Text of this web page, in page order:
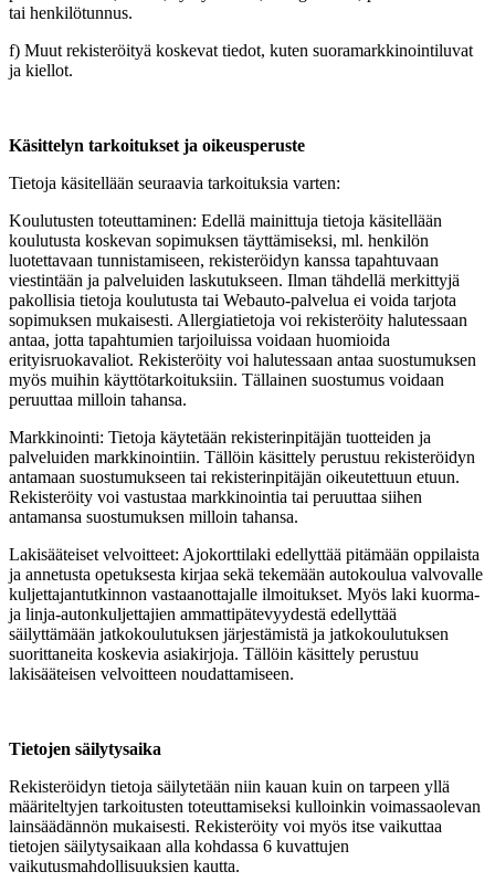
tai henkilötunnus.
f) Muut rekisteröityä koskevat tiedot, kuten suoramarkkinointiluvat
ja kiellot.
Käsittelyn tarkoitukset ja oikeusperuste
Tietoja käsitellään seuraavia tarkoituksia varten:
Koulutusten toteuttaminen: Edellä mainittuja tietoja käsitellään
koulutusta koskevan sopimuksen täyttämiseksi, ml. henkilön
luotettavaan tunnistamiseen, rekisteröidyn kanssa tapahtuvaan
viestintään ja palveluiden laskutukseen. Ilman tähdellä merkittyjä
pakollisia tietoja koulutusta tai Webauto-palvelua ei voida tarjota
sopimuksen mukaisesti. Allergiatietoja voi rekisteröity halutessaan
antaa, jotta tapahtumien tarjoiluissa voidaan huomioida
erityisruokavaliot. Rekisteröity voi halutessaan antaa suostumuksen
myös muihin käyttötarkoituksiin. Tällainen suostumus voidaan
peruuttaa milloin tahansa.
Markkinointi: Tietoja käytetään rekisterinpitäjän tuotteiden ja
palveluiden markkinointiin. Tällöin käsittely perustuu rekisteröidyn
antamaan suostumukseen tai rekisterinpitäjän oikeutettuun etuun.
Rekisteröity voi vastustaa markkinointia tai peruuttaa siihen
antamansa suostumuksen milloin tahansa.
Lakisääteiset velvoitteet: Ajokorttilaki edellyttää pitämään oppilaista
ja annetusta opetuksesta kirjaa sekä tekemään autokoulua valvovalle
kuljettajantutkinnon vastaanottajalle ilmoitukset. Myös laki kuorma-
ja linja-autonkuljettajien ammattipätevyydestä edellyttää
säilyttämään jatkokoulutuksen järjestämistä ja jatkokoulutuksen
suorittaneita koskevia asiakirjoja. Tällöin käsittely perustuu
lakisääteisen velvoitteen noudattamiseen.
Tietojen säilytysaika
Rekisteröidyn tietoja säilytetään niin kauan kuin on tarpeen yllä
määriteltyjen tarkoitusten toteuttamiseksi kulloinkin voimassaolevan
lainsäädännön mukaisesti. Rekisteröity voi myös itse vaikuttaa
tietojen säilytysaikaan alla kohdassa 6 kuvattujen
vaikutusmahdollisuuksien kautta.